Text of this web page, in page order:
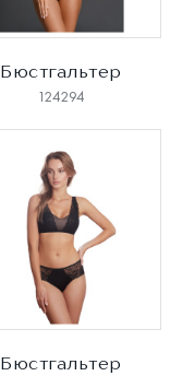
Бюстгальтер
124294
Бюстгальтер